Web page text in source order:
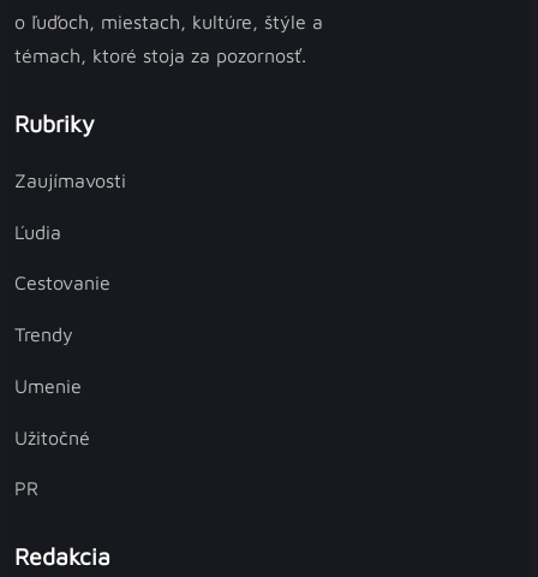
o ľuďoch, miestach, kultúre, štýle a
témach, ktoré stoja za pozornosť.
Rubriky
Zaujímavosti
Ľudia
Cestovanie
Trendy
Umenie
Užitočné
PR
Redakcia